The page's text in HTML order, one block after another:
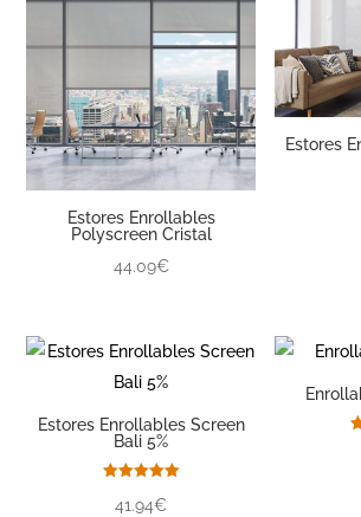
Estores Enrollables
Polyscreen Cristal
44.09€
Estores
Estores Enrollables Screen
Bali 5%
con
41.94€